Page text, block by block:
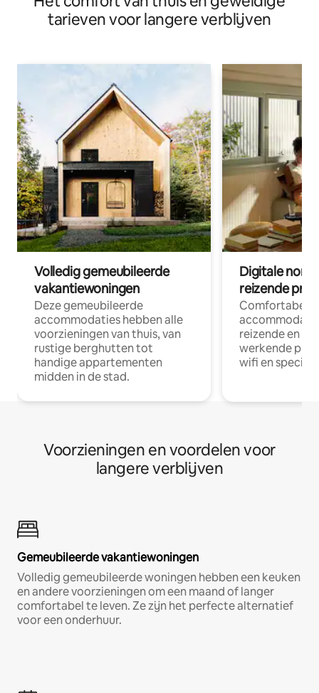
tarieven voor langere verblijven
Volledig gemeubileerde
vakantiewoningen
Deze gemeubileerde
accommodaties hebben alle
voorzieningen van thuis, van
rustige berghutten tot
handige appartementen
midden in de stad.
Digitale
reizende
Comfortabele
reizende en
werkende
wifi en
Voorzieningen en voordelen voor
langere verblijven
Gemeubileerde vakantiewoningen
Volledig gemeubileerde woningen hebben een keuken
en andere voorzieningen om een maand of langer
comfortabel te leven. Ze zijn het perfecte alternatief
voor een onderhuur.